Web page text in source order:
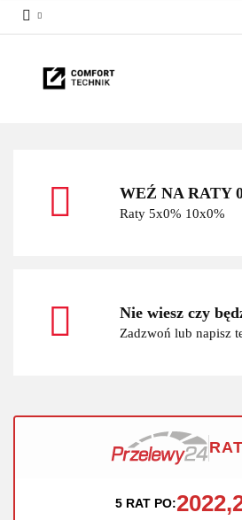
WEŹ NA RATY
Raty 5x0% 10x0%
Nie wiesz czy
Zadzwoń lub napisz
5 RAT PO: